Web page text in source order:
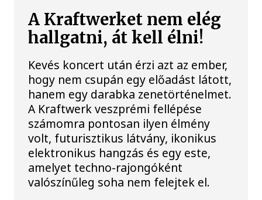
A Kraftwerket nem elég
hallgatni, át kell élni!
Kevés koncert után érzi azt az ember,
hogy nem csupán egy előadást látott,
hanem egy darabka zenetörténelmet.
A Kraftwerk veszprémi fellépése
számomra pontosan ilyen élmény
volt, futurisztikus látvány, ikonikus
elektronikus hangzás és egy este,
amelyet techno-rajongóként
valószínűleg soha nem felejtek el.